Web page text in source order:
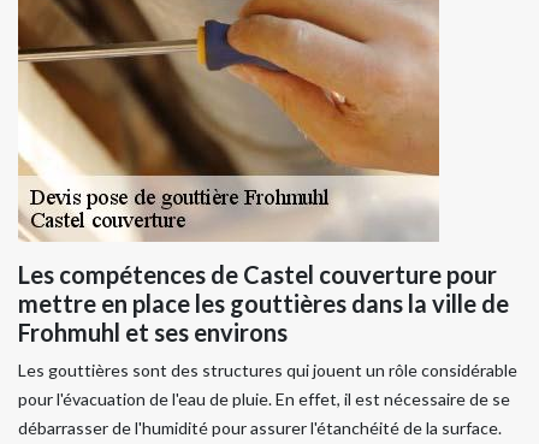
Les compétences de Castel couverture pour
mettre en place les gouttières dans la ville de
Frohmuhl et ses environs
Les gouttières sont des structures qui jouent un rôle considérable
pour l'évacuation de l'eau de pluie. En effet, il est nécessaire de se
débarrasser de l'humidité pour assurer l'étanchéité de la surface.